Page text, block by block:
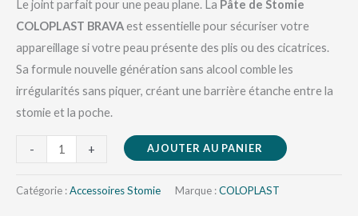
Le joint parfait pour une peau plane. La Pâte de Stomie
COLOPLAST BRAVAest essentielle pour sécuriser votre
appareillage si votre peau présente des plis ou des cicatrices.
Sa formule nouvelle génération sans alcool comble les
irrégularités sans piquer, créant une barrière étanche entre la
stomie et la poche.
- + AJOUTER AU PANIER
Catégorie :Accessoires Stomie Marque :COLOPLAST